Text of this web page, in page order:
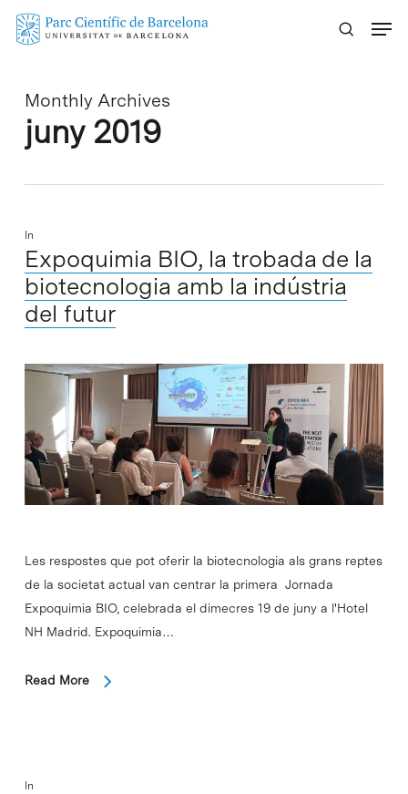
Skip
Monthly Archives
juny 2019
In
Expoquimia BIO, la trobada de la
biotecnologia amb la indústria
del futur
Les respostes que pot oferir la biotecnologia als grans reptes
de la societat actual van centrar la primera Jornada
Expoquimia BIO, celebrada el dimecres 19 de juny a l'Hotel
NH Madrid. Expoquimia…
Read More
In